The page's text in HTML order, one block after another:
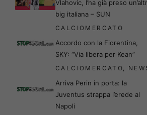
Vlahovic, l’ha già preso
big italiana – SUN
CALCIOMERCATO
Accordo con la Fiorentina,
SKY: “Via libera per Kean”
CALCIOMERCATO,
Arriva Perin in porta: la
Juventus strappa l’erede al
Napoli